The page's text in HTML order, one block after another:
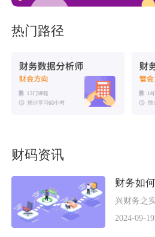
热门路径
财码资讯
2024-09-19